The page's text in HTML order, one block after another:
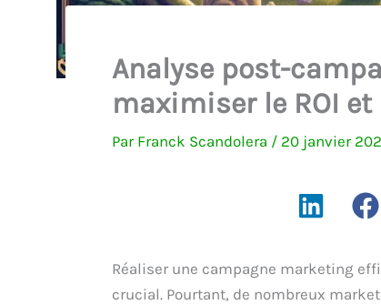
Analyse post-
maximiser le ROI
Par Franck Scandolera / 20 janvier
Réaliser une campagne marketing
crucial. Pourtant, de nombreux